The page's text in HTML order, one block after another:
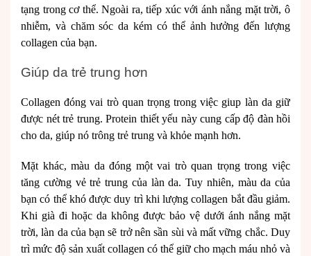
tạng trong cơ thể. Ngoài ra, tiếp xúc với ánh nắng mặt trời, ô
nhiễm, và chăm sóc da kém có thể ảnh hưởng đến lượng
collagen của bạn.
Giúp da trẻ trung hơn
Collagen đóng vai trò quan trọng trong việc giup làn da giữ
được nét trẻ trung. Protein thiết yếu này cung cấp độ đàn hồi
cho da, giúp nó trông trẻ trung và khỏe mạnh hơn.
Mặt khác, màu da đóng một vai trò quan trọng trong việc
tăng cường vẻ trẻ trung của làn da. Tuy nhiên, màu da của
bạn có thể khó được duy trì khi lượng collagen bắt đầu giảm.
Khi già đi hoặc da không được bảo vệ dưới ánh nắng mặt
trời, làn da của bạn sẽ trở nên sần sùi và mất vững chắc. Duy
trì mức độ sản xuất collagen có thể giữ cho mạch máu nhỏ và